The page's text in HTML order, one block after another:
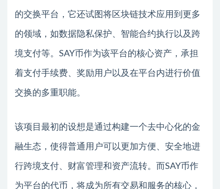
的交换平台，它还试图将区块链技术应用到更多
的领域，如数据隐私保护、智能合约执行以及跨
境支付等。SAY币作为该平台的核心资产，承担
着支付手续费、奖励用户以及在平台内进行价值
交换的多重职能。
该项目最初的设想是通过构建一个去中心化的金
融生态，使得普通用户可以更加方便、安全地进
行跨境支付、财富管理和资产流转。而SAY币作
为平台的代币，将成为所有交易和服务的核心，